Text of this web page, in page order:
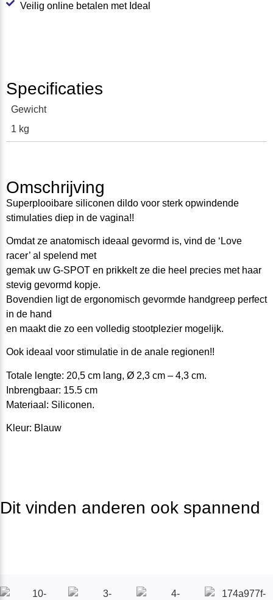
Veilig online betalen met Ideal
Specificaties
Gewicht
1 kg
Omschrijving
Superplooibare siliconen dildo voor sterk opwindende
stimulaties diep in de vagina!!
Omdat ze anatomisch ideaal gevormd is, vind de ‘Love
racer’ al spelend met
gemak uw G-SPOT en prikkelt ze die heel precies met haar
stevig gevormd kopje.
Bovendien ligt de ergonomisch gevormde handgreep perfect
in de hand
en maakt die zo een volledig stootplezier mogelijk.
Ook ideaal voor stimulatie in de anale regionen!!
Totale lengte: 20,5 cm lang, Ø 2,3 cm – 4,3 cm.
Inbrengbaar: 15.5 cm
Materiaal: Siliconen.
Kleur: Blauw
Dit vinden anderen ook spannend